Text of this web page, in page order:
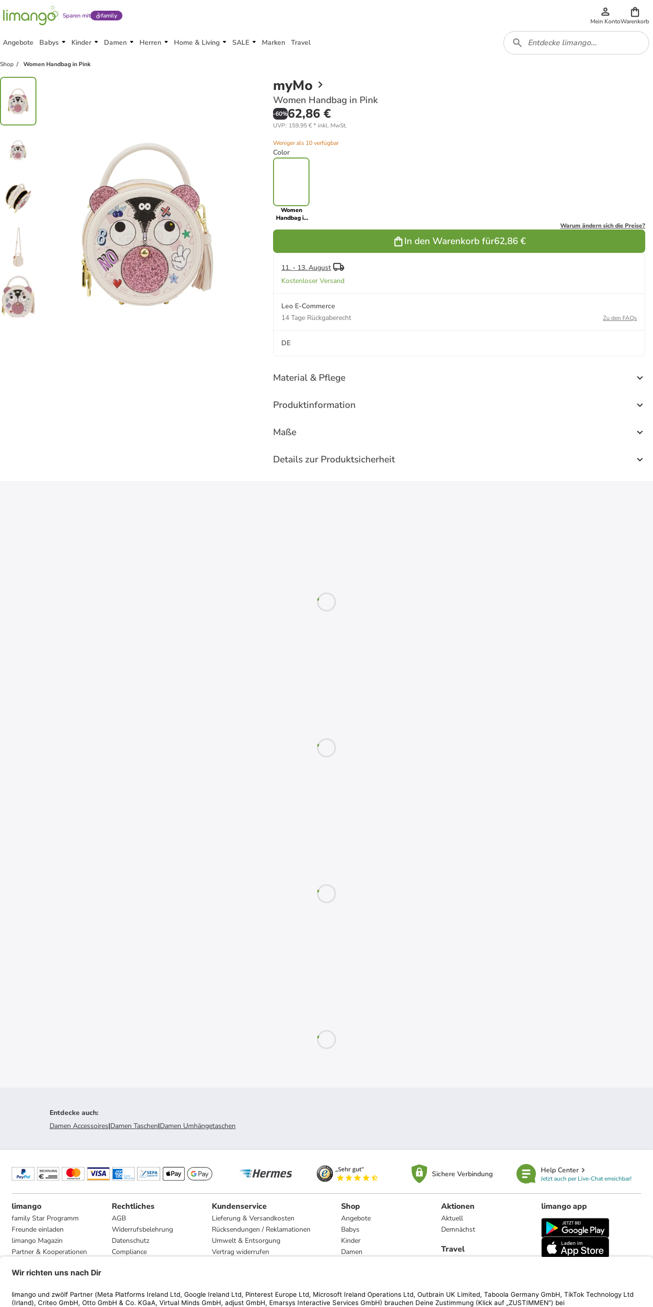
Sparen mit family
Mein KontoWarenkorb
Angebote Babys Kinder Damen Herren Home & Living SALE Marken Travel
Shop Women Handbag in Pink
myMo
Women Handbag in Pink
-60%62,86 €
UVP: 159,95 €* inkl. MwSt.
Weniger als 10 verfügbar
Color
Women
Handbag in
Warum ändern sich die Preise?
In den Warenkorb für62,86 €
11. - 13. August
Kostenloser Versand
Leo E-Commerce
14 Tage Rückgaberecht
Zu den FAQs
DE
Material & Pflege
Produktinformation
Maße
Details zur Produktsicherheit
Entdecke auch:
Damen Accessoires|Damen Taschen|Damen Umhängetaschen
Sichere Verbindung Help Center
Jetzt auch per Live-Chat erreichbar!
limango
family Star Programm
Freunde einladen
limango Magazin
Partner & Kooperationen
Presse
Rechtliches
AGB
Widerrufsbelehrung
Datenschutz
Compliance
Kundenservice
Lieferung & Versandkosten
Rücksendungen / Reklamationen
Umwelt & Entsorgung
Vertrag widerrufen
Shop
Angebote
Babys
Kinder
Damen
Marken
Aktionen
Aktuell
Demnächst
Travel
limango app